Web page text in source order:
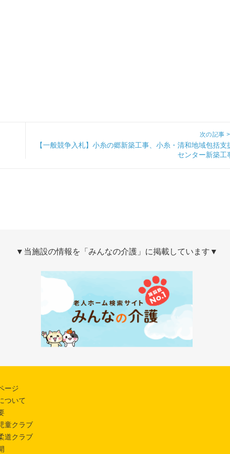
次の記事
Next【一般競争入札】小糸の郷新築工事、小糸・清和地域包括支
センター新築工
▼当施設の情報を「みんなの介護」に掲載しています▼
ージ
ついて
童クラブ
道クラブ